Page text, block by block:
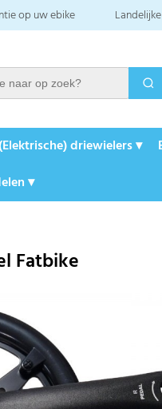
op uw ebike
driewielers ▾
▾
Fatbike